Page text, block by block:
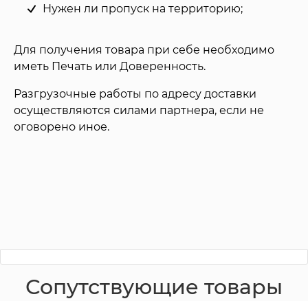
Нужен ли пропуск на территорию;
Для получения товара при себе необходимо
иметь Печать или Доверенность.
Разгрузочные работы по адресу доставки
осуществляются силами партнера, если не
оговорено иное.
Сопутствующие товары